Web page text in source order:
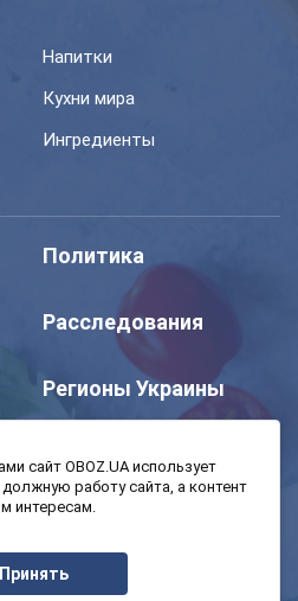
Напитки
Кухни мира
Ингредиенты
Политика
Расследования
Регионы Украины
Авто
Экономика
сайт OBOZ.UA использует
работу сайта, а контент
интересам.
Принять